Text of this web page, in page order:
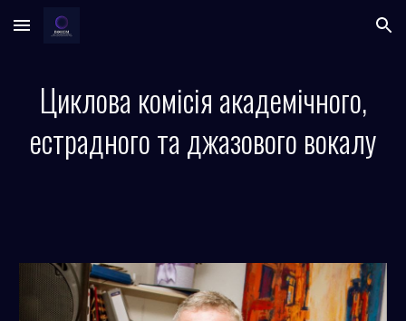
Skip to main content Skip to navigation
Циклова комісія академічного,
естрадного та джазового вокалу